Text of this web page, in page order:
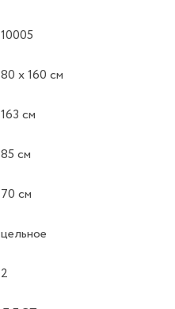
10005
80 х 160 см
163 см
85 см
70 см
цельное
2